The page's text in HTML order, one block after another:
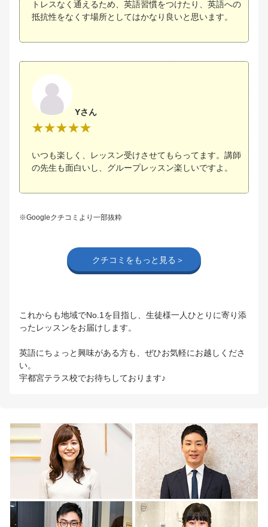
トレスなく通えるため、英語習慣をつけたり、英語への
抵抗性をなくす場所としてはかなり良いと思います。
Yさん
いつも楽しく、レッスン受けさせてもらってます。講師
の先生も面白いし、グループレッスン楽しいですよ。
※Googleクチコミより一部抜粋
クチコミをもっと見る＞
これからも地域でNo.1を目指し、生徒様一人ひとりに寄り添
ったレッスンをお届けします。
英語にちょっと興味がある方も、ぜひお気軽にお越しくださ
い。
宇都宮テラス校でお待ちしております♪